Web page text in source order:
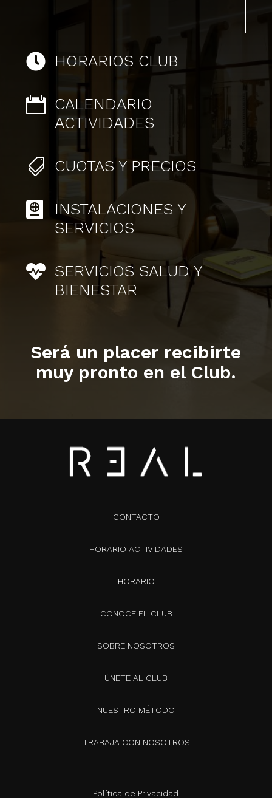
 HORARIOS CLUB
 CALENDARIO
ACTIVIDADES
 CUOTAS Y PRECIOS

INSTALACIONES Y
SERVICIOS
 SERVICIOS SALUD Y
BIENESTAR
Será un placer recibirte
muy pronto en el Club.
CONTACTO
HORARIO ACTIVIDADES
HORARIO
CONOCE EL CLUB
SOBRE NOSOTROS
ÚNETE AL CLUB
NUESTRO MÉTODO
TRABAJA CON NOSOTROS
Política de Privacidad